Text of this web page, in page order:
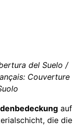
del Suelo /
Couverture
auf
die die